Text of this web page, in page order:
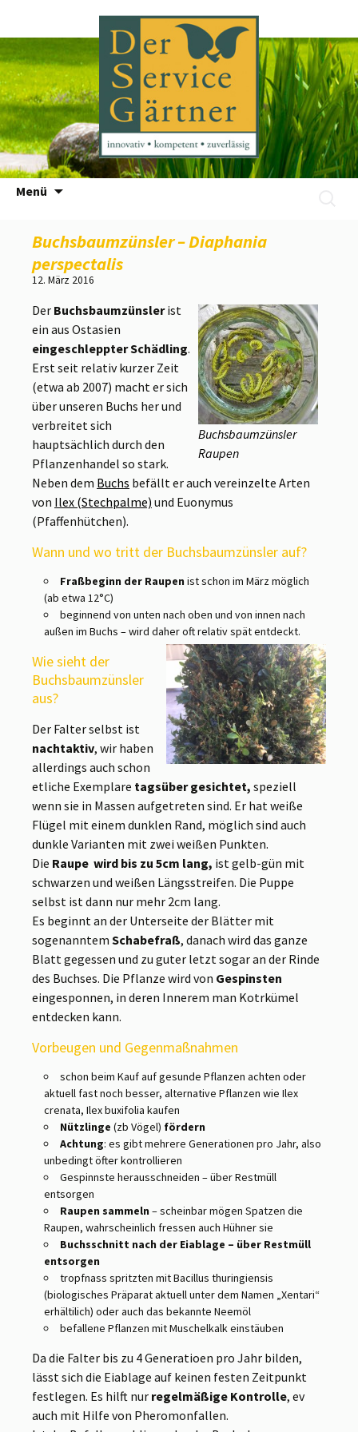
Menü
Zum
Buchsbaumzünsler – Diaphania
perspectalis
12. März 2016
Buchsbaumzünsler
Raupen
Der Buchsbaumzünslerist
ein aus Ostasien
eingeschleppter Schädling.
Erst seit relativ kurzer Zeit
(etwa ab 2007) macht er sich
über unseren Buchs her und
verbreitet sich
hauptsächlich durch den
Pflanzenhandel so stark.
Neben dem Buchs befällt er auch vereinzelte Arten
von Ilex (Stechpalme) und Euonymus
(Pfaffenhütchen).
Wann und wo tritt der Buchsbaumzünsler auf?
Fraßbeginn der Raupen ist schon im März möglich
(ab etwa 12°C)
beginnend von unten nach oben und von innen nach
außen im Buchs – wird daher oft relativ spät entdeckt.
Wie sieht der
Buchsbaumzünsler
aus?
Der Falter selbst ist
nachtaktiv, wir haben
allerdings auch schon
etliche Exemplare tagsüber gesichtet, speziell
wenn sie in Massen aufgetreten sind. Er hat weiße
Flügel mit einem dunklen Rand, möglich sind auch
dunkle Varianten mit zwei weißen Punkten.
Die Raupe wird bis zu 5cm lang, ist gelb-gün mit
schwarzen und weißen Längsstreifen. Die Puppe
selbst ist dann nur mehr 2cm lang.
Es beginnt an der Unterseite der Blätter mit
sogenanntem Schabefraß, danach wird das ganze
Blatt gegessen und zu guter letzt sogar an der Rinde
des Buchses. Die Pflanze wird von Gespinsten
eingesponnen, in deren Innerem man Kotrkümel
entdecken kann.
Vorbeugen und Gegenmaßnahmen
schon beim Kauf auf gesunde Pflanzen achten oder
aktuell fast noch besser, alternative Pflanzen wie Ilex
crenata, Ilex buxifolia kaufen
Nützlinge (zb Vögel) fördern
Achtung: es gibt mehrere Generationen pro Jahr, also
unbedingt öfter kontrollieren
Gespinnste herausschneiden – über Restmüll
entsorgen
Raupen sammeln – scheinbar mögen Spatzen die
Raupen, wahrscheinlich fressen auch Hühner sie
Buchsschnitt nach der Eiablage – über Restmüll
entsorgen
tropfnass spritzten mit Bacillus thuringiensis
(biologisches Präparat aktuell unter dem Namen „Xentari“
erhältilich) oder auch das bekannte Neemöl
befallene Pflanzen mit Muschelkalk einstäuben
Da die Falter bis zu 4 Generatioen pro Jahr bilden,
lässt sich die Eiablage auf keinen festen Zeitpunkt
festlegen. Es hilft nur regelmäßige Kontrolle, ev
auch mit Hilfe von Pheromonfallen.